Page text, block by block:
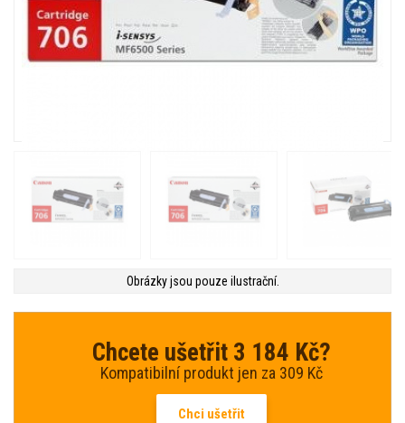
Obrázky jsou pouze ilustrační.
Chcete ušetřit 3 184 Kč?
Kompatibilní produkt jen za 309 Kč
Chci ušetřit